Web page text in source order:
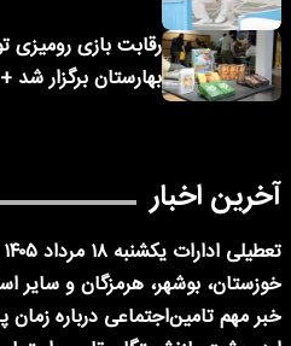
رقابت بازی رومیزی
بهارستان برگزار شد
آخرین اخبار
خوزستان، بوشهر، هرمزگان و سایر
خبر مهم تامین‌اجتماعی درباره